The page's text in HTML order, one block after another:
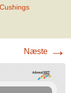
Næste →